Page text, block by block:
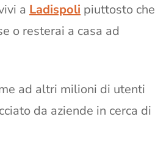
a Ladispoli piuttosto che
o resterai a casa ad
ad altri milioni di utenti
da aziende in cerca di